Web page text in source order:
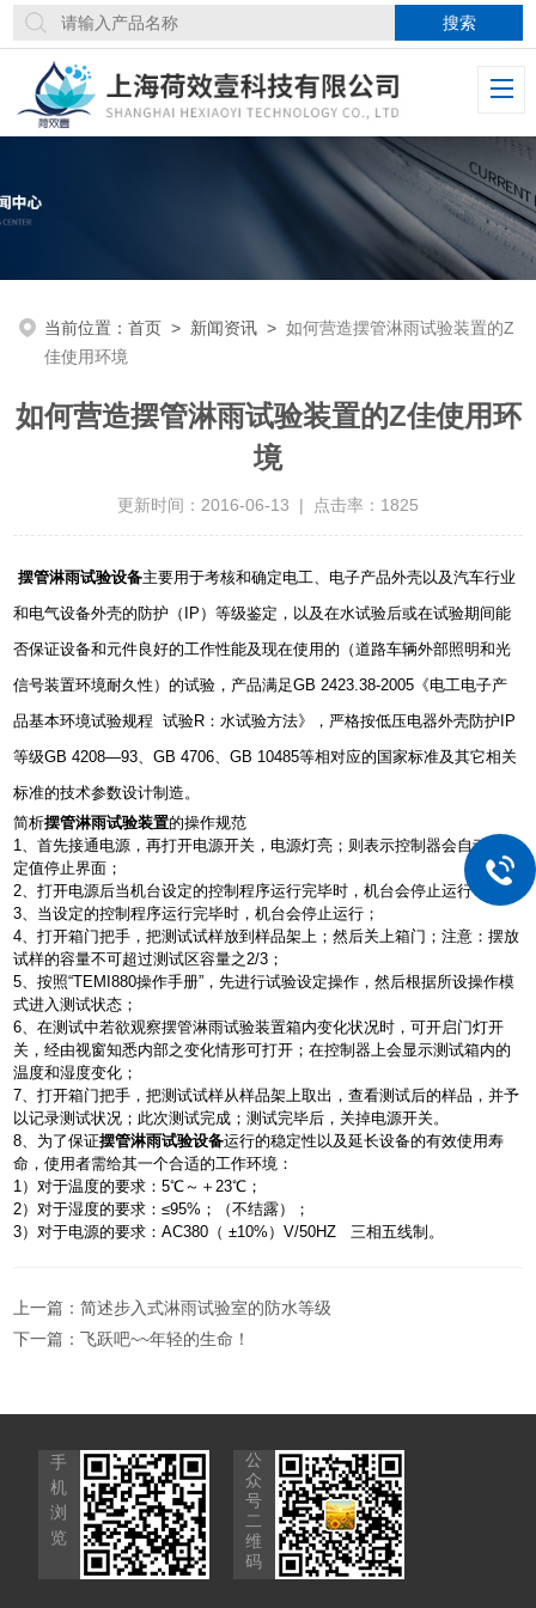
当前位置：首页 > 新闻资讯 >如何营造摆管淋雨试验装置的Z
佳使用环境
如何营造摆管淋雨试验装置的Z佳使用环
境
更新时间：2016-06-13 | 点击率：1825
摆管淋雨试验设备主要用于考核和确定电工、电子产品外壳以及汽车行业
和电气设备外壳的防护（IP）等级鉴定，以及在水试验后或在试验期间能
否保证设备和元件良好的工作性能及现在使用的（道路车辆外部照明和光
信号装置环境耐久性）的试验，产品满足GB 2423.38-2005《电工电子产
品基本环境试验规程 试验R：水试验方法》，严格按低压电器外壳防护IP
等级GB 4208—93、GB 4706、GB 10485等相对应的国家标准及其它相关
标准的技术参数设计制造。
简析摆管淋雨试验装置的操作规范
1、首先接通电源，再打开电源开关，电源灯亮；则表示控制器会自动进入
定值停止界面；
2、打开电源后当机台设定的控制程序运行完毕时，机台会停止运行；
3、当设定的控制程序运行完毕时，机台会停止运行；
4、打开箱门把手，把测试试样放到样品架上；然后关上箱门；注意：摆放
试样的容量不可超过测试区容量之2/3；
5、按照“TEMI880操作手册”，先进行试验设定操作，然后根据所设操作模
式进入测试状态；
6、在测试中若欲观察摆管淋雨试验装置箱内变化状况时，可开启门灯开
关，经由视窗知悉内部之变化情形可打开；在控制器上会显示测试箱内的
温度和湿度变化；
7、打开箱门把手，把测试试样从样品架上取出，查看测试后的样品，并予
以记录测试状况；此次测试完成；测试完毕后，关掉电源开关。
8、为了保证摆管淋雨试验设备运行的稳定性以及延长设备的有效使用寿
命，使用者需给其一个合适的工作环境：
1）对于温度的要求：5℃～＋23℃；
2）对于湿度的要求：≤95%；（不结露）；
3）对于电源的要求：AC380（ ±10%）V/50HZ 三相五线制。
上一篇：简述步入式淋雨试验室的防水等级
下一篇：飞跃吧~~年轻的生命！
手
机
浏
览
公
众
号
二
维
码